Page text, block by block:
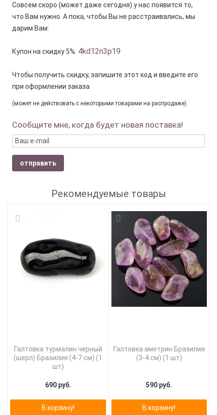
Совсем скоро (может даже сегодня) у нас появится то,
что Вам нужно. А пока, чтобы Вы не расстраивались, мы
дарим Вам:
Купон на скидку 5%: 4kd12n3p19
Чтобы получить скидку, запишите этот код и введите его
при оформлении заказа
(может не действовать с некоторыми товарами на распродаже).
Сообщите мне, когда будет новая поставка!
отправить
Рекомендуемые товары
Галтовка турмалин черный
(шерл) Бразилия (4-7 см) (1
шт)
690 руб.
В корзину!
Галтовка аметрин Бразилия
(3-4 см) (1 шт)
590 руб.
В корзину!